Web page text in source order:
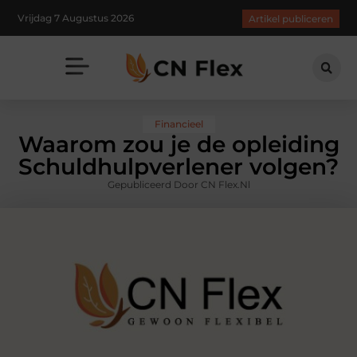
Vrijdag 7 Augustus 2026 Artikel publiceren
Financieel
Waarom zou je de opleiding
Schuldhulpverlener volgen?
Gepubliceerd Door CN Flex.nl